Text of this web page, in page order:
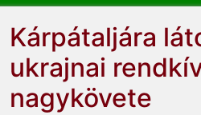
Kárpátaljára
ukrajnai
nagykövete